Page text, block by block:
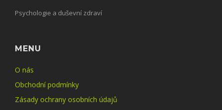
Psychologie a duševní zdraví
MENU
O nás
Obchodní podmínky
Zásady ochrany osobních údajů